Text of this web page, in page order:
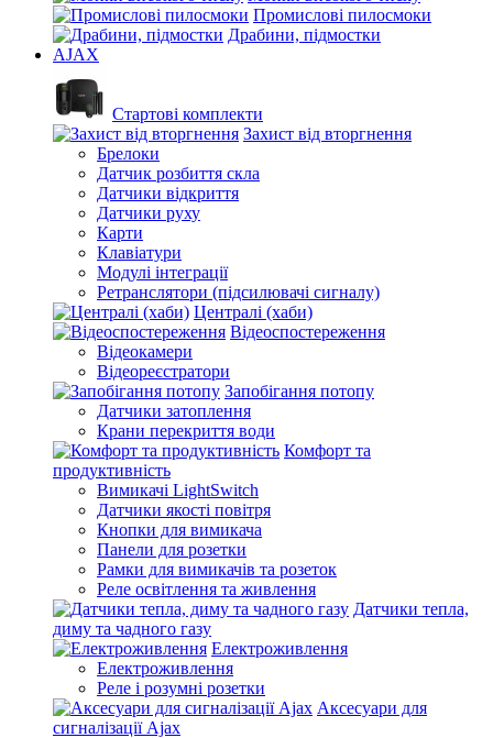
Промислові пилосмоки
Драбини, підмостки
AJAX
Стартові комплекти
Захист від вторгнення
Брелоки
Датчик розбиття скла
Датчики відкриття
Датчики руху
Карти
Клавіатури
Модулі інтеграції
Ретранслятори (підсилювачі сигналу)
Централі (хаби)
Відеоспостереження
Відеокамери
Відеореєстратори
Запобігання потопу
Датчики затоплення
Крани перекриття води
Комфорт та
продуктивність
Вимикачі LightSwitch
Датчики якості повітря
Кнопки для вимикача
Панели для розетки
Рамки для вимикачів та розеток
Реле освітлення та живлення
Датчики тепла,
диму та чадного газу
Електроживлення
Електроживлення
Реле і розумні розетки
Аксесуари для
сигналізації Ajax